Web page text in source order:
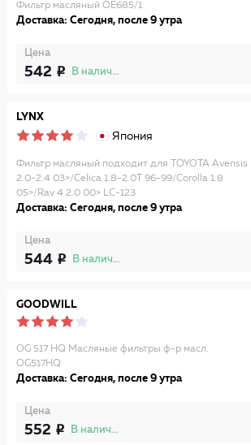
Фильтр масляный OE685/1
Доставка: Сегодня, после 9 утра
Цена
542 В наличии
LYNX
Япония
Фильтр масляный подходит для TOYOTA Avensis
2.0-2.4 03>/Celica 1.8-2.0T 96-99/Corolla 1.8
05>/Rav 4 2.0 00> LC-123
Доставка: Сегодня, после 9 утра
Цена
544 В наличии
GOODWILL
OG 517 HQ Масляные фильтры ф-р масл.
OG517HQ
Доставка: Сегодня, после 9 утра
Цена
552 В наличии